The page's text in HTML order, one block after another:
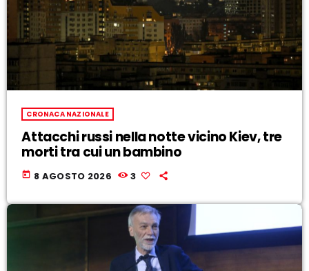
CRONACA NAZIONALE
Attacchi russi nella notte vicino Kiev, tre
morti tra cui un bambino
today 8 AGOSTO 2026 3